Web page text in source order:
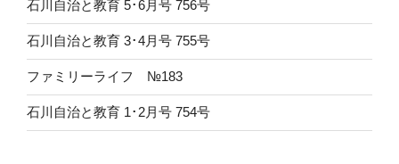
石川自治と教育 5･6月号 756号
石川自治と教育 3･4月号 755号
ファミリーライフ №183
石川自治と教育 1･2月号 754号